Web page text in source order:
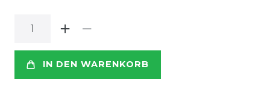
IN DEN WARENKORB